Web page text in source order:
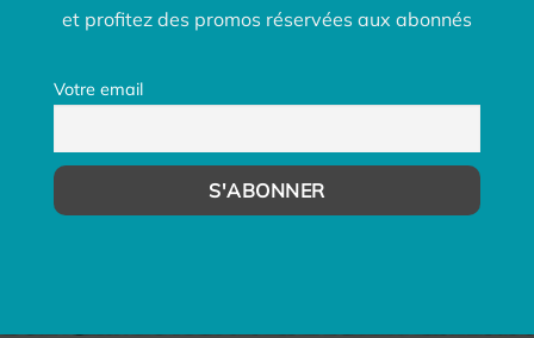
et profitez des promos réservées aux abonnés
Votre email